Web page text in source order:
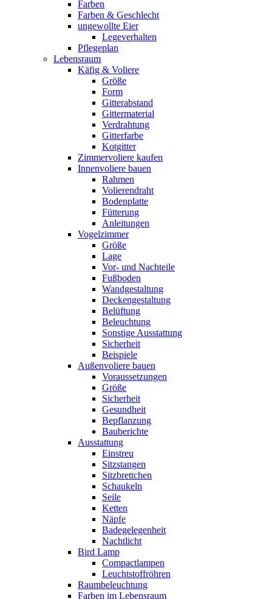
Farben
Farben & Geschlecht
ungewollte Eier
Legeverhalten
Pflegeplan
Lebensraum
Käfig & Voliere
Größe
Form
Gitterabstand
Gittermaterial
Verdrahtung
Gitterfarbe
Kotgitter
Zimmervoliere kaufen
Innenvoliere bauen
Rahmen
Volierendraht
Bodenplatte
Fütterung
Anleitungen
Vogelzimmer
Größe
Lage
Vor- und Nachteile
Fußboden
Wandgestaltung
Deckengestaltung
Belüftung
Beleuchtung
Sonstige Ausstattung
Sicherheit
Beispiele
Außenvoliere bauen
Voraussetzungen
Größe
Sicherheit
Gesundheit
Bepflanzung
Bauberichte
Ausstattung
Einstreu
Sitzstangen
Sitzbrettchen
Schaukeln
Seile
Ketten
Näpfe
Badegelegenheit
Nachtlicht
Bird Lamp
Compactlampen
Leuchtstoffröhren
Raumbeleuchtung
Farben im Lebensraum